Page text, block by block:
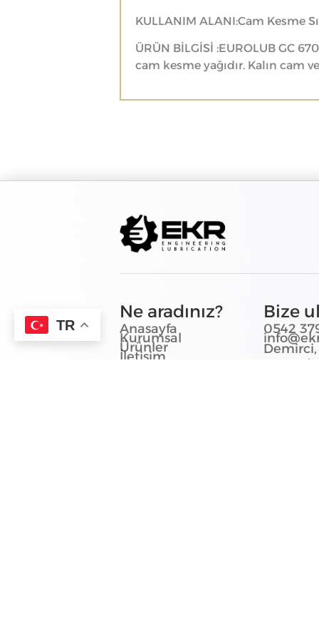
KULLANIM ALANI:Cam Kesme
ÜRÜN BİLGİSİ :EUROLUB GC
cam kesme yağıdır. Kalın
Ne aradınız?
Anasayfa
Kurumsal
Ürünler
İletişim
Bize
0542
Demirci,
TR